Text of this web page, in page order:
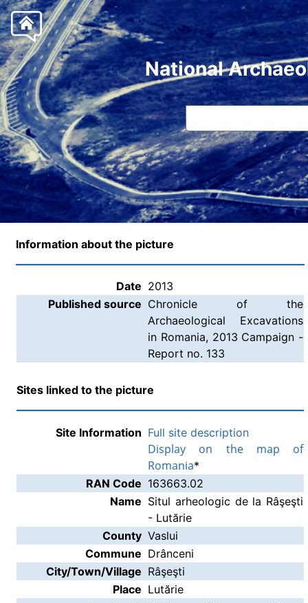
National
Information about the picture
Date 2013
Published source Chronicle of the
Archaeological Excavations
in Romania, 2013 Campaign -
Report no. 133
Sites linked to the picture
Site Information Full site description
Display on the map of
Romania*
RAN Code 163663.02
Name Situl arheologic de la Râşeşti
- Lutărie
County Vaslui
Commune Drânceni
City/Town/Village Râşeşti
Place Lutărie